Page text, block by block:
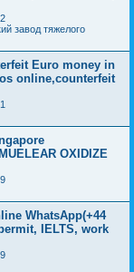
завод тяжелого
Euro money in
online,counterfeit
OXIDIZE
WhatsApp(+44
IELTS, work